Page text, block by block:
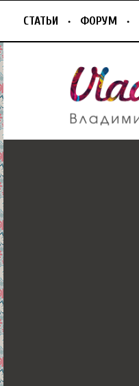
СТАТЬИ ФОРУМ